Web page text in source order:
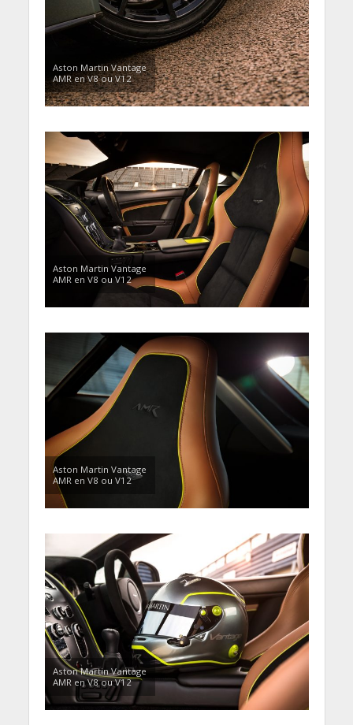
Aston Martin Vantage
AMR en V8 ou V12
Aston Martin Vantage
AMR en V8 ou V12
Aston Martin Vantage
AMR en V8 ou V12
Aston Martin Vantage
AMR en V8 ou V12